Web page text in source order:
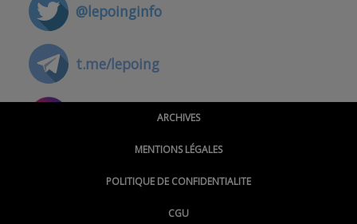
@lepoinginfo
t.me/lepoing
@montpellierpoinginfo
ARCHIVES
MENTIONS LÉGALES
POLITIQUE DE CONFIDENTIALITE
CGU